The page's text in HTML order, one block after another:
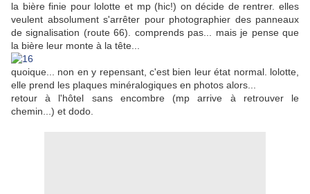
la bière finie pour lolotte et mp (hic!) on décide de rentrer. elles
veulent absolument s'arrêter pour photographier des panneaux
de signalisation (route 66). comprends pas... mais je pense que
la bière leur monte à la tête...
quoique... non en y repensant, c'est bien leur état normal. lolotte,
elle prend les plaques minéralogiques en photos alors...
retour à l'hôtel sans encombre (mp arrive à retrouver le
chemin...) et dodo.